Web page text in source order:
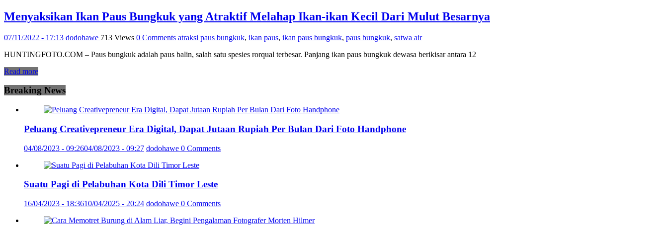
Menyaksikan Ikan Paus Bungkuk yang Atraktif Melahap Ikan-ikan Kecil Dari Mulut Besarnya
07/11/2022 - 17:13 dodohawe 713 Views 0 Comments atraksi paus bungkuk, ikan paus, ikan paus bungkuk, paus bungkuk, satwa air
HUNTINGFOTO.COM – Paus bungkuk adalah paus balin, salah satu spesies rorqual terbesar. Panjang ikan paus bungkuk dewasa berikisar antara 12
Read more
Breaking News
Peluang Creativepreneur Era Digital, Dapat Jutaan Rupiah Per Bulan Dari Foto Handphone
04/08/2023 - 09:2604/08/2023 - 09:27 dodohawe 0 Comments
Suatu Pagi di Pelabuhan Kota Dili Timor Leste
16/04/2023 - 18:3610/04/2025 - 20:24 dodohawe 0 Comments